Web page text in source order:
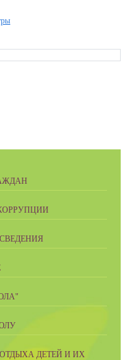
ДЕТЕЙ И ИХ